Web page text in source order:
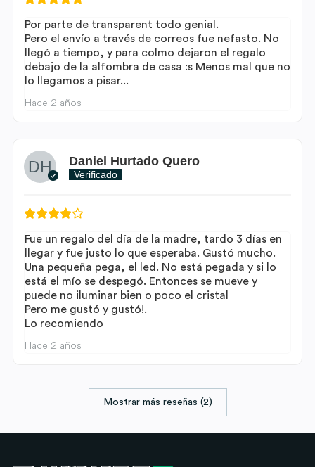
Por parte de transparent todo genial.
Pero el envío a través de correos fue nefasto. No
llegó a tiempo, y para colmo dejaron el regalo
debajo de la alfombra de casa :s Menos mal que no
lo llegamos a pisar...
Hace 2 años
Daniel Hurtado Quero
Verificado
Fue un regalo del día de la madre, tardo 3 días en
llegar y fue justo lo que esperaba. Gustó mucho.
Una pequeña pega, el led. No está pegada y si lo
está el mío se despegó. Entonces se mueve y
puede no iluminar bien o poco el cristal
Pero me gustó y gustó!.
Lo recomiendo
Hace 2 años
Mostrar más reseñas (2)